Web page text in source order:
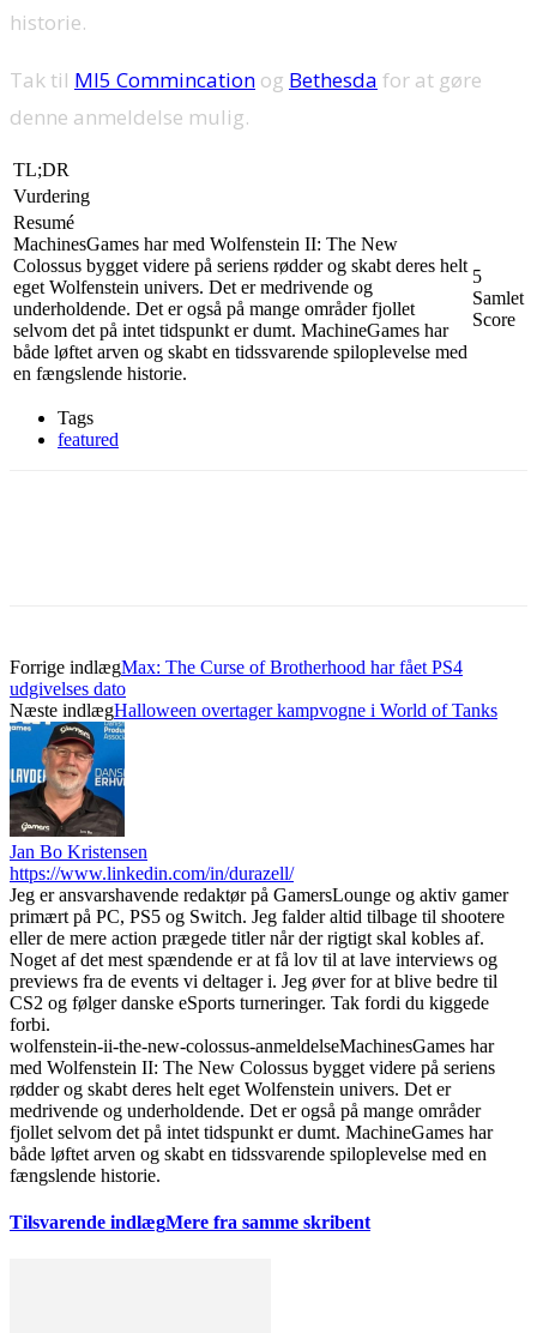
historie.
Tak til MI5 Commincation og Bethesda for at gøre
denne anmeldelse mulig.
TL;DR
Vurdering
Resumé
MachinesGames har med Wolfenstein II: The New
Colossus bygget videre på seriens rødder og skabt deres helt
eget Wolfenstein univers. Det er medrivende og
underholdende. Det er også på mange områder fjollet
selvom det på intet tidspunkt er dumt. MachineGames har
både løftet arven og skabt en tidssvarende spiloplevelse med
en fængslende historie.
5
Samlet
Score
Tags
featured
Forrige indlægMax: The Curse of Brotherhood har fået PS4
udgivelses dato
Næste indlægHalloween overtager kampvogne i World of Tanks
Jan Bo Kristensen
https://www.linkedin.com/in/durazell/
Jeg er ansvarshavende redaktør på GamersLounge og aktiv gamer
primært på PC, PS5 og Switch. Jeg falder altid tilbage til shootere
eller de mere action prægede titler når der rigtigt skal kobles af.
Noget af det mest spændende er at få lov til at lave interviews og
previews fra de events vi deltager i. Jeg øver for at blive bedre til
CS2 og følger danske eSports turneringer. Tak fordi du kiggede
forbi.
wolfenstein-ii-the-new-colossus-anmeldelseMachinesGames har
med Wolfenstein II: The New Colossus bygget videre på seriens
rødder og skabt deres helt eget Wolfenstein univers. Det er
medrivende og underholdende. Det er også på mange områder
fjollet selvom det på intet tidspunkt er dumt. MachineGames har
både løftet arven og skabt en tidssvarende spiloplevelse med en
fængslende historie.
Tilsvarende indlægMere fra samme skribent